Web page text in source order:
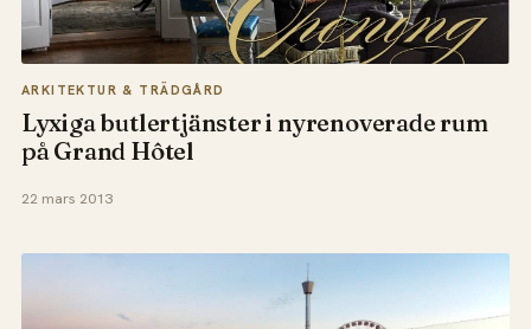
ARKITEKTUR & TRÄDGÅRD
Lyxiga butlertjänster i nyrenoverade rum
på Grand Hôtel
22 mars 2013